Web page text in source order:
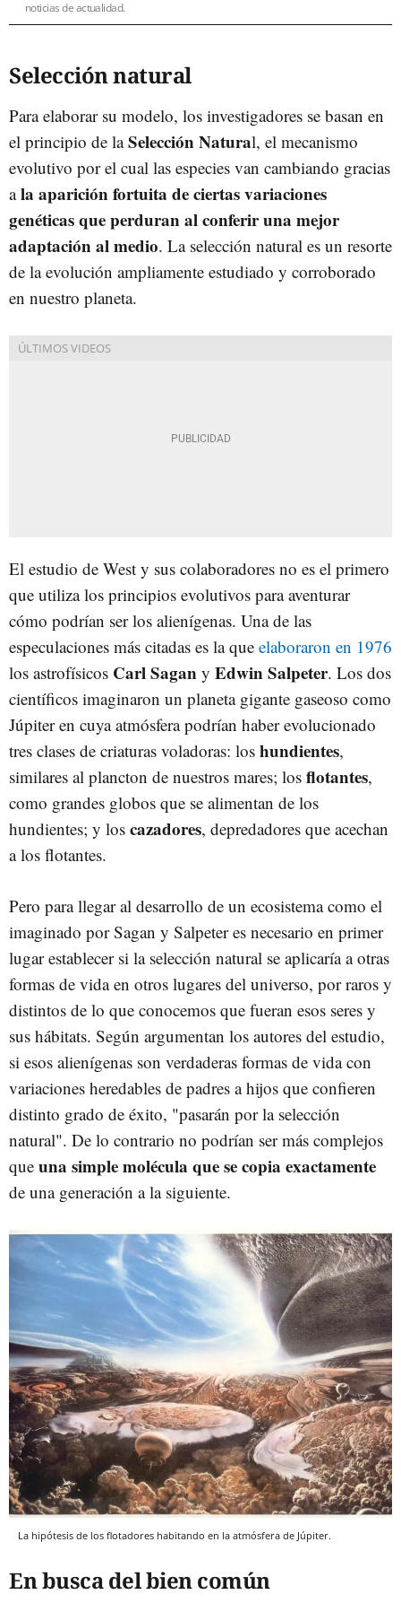
noticias de actualidad.
Selección natural
Para elaborar su modelo, los investigadores se basan en
el principio de laSelección Natural, el mecanismo
evolutivo por el cual las especies van cambiando gracias
ala aparición fortuita de ciertas variaciones
genéticas que perduran al conferir una mejor
adaptación al medio. La selección natural es un resorte
de la evolución ampliamente estudiado y corroborado
en nuestro planeta.
El estudio de West y sus colaboradores no es el primero
que utiliza los principios evolutivos para aventurar
cómo podrían ser los alienígenas. Una de las
especulaciones más citadas es la que elaboraron en 1976
los astrofísicos Carl Sagan y Edwin Salpeter. Los dos
científicos imaginaron un planeta gigante gaseoso como
Júpiter en cuya atmósfera podrían haber evolucionado
tres clases de criaturas voladoras: los hundientes,
similares al plancton de nuestros mares; los flotantes,
como grandes globos que se alimentan de los
hundientes; y los cazadores, depredadores que acechan
a los flotantes.
Pero para llegar al desarrollo de un ecosistema como el
imaginado por Sagan y Salpeter es necesario en primer
lugar establecer si la selección natural se aplicaría a otras
formas de vida en otros lugares del universo, por raros y
distintos de lo que conocemos que fueran esos seres y
sus hábitats. Según argumentan los autores del estudio,
si esos alienígenas son verdaderas formas de vida con
variaciones heredables de padres a hijos que confieren
distinto grado de éxito, "pasarán por la selección
natural". De lo contrario no podrían ser más complejos
que una simple molécula que se copia exactamente
de una generación a la siguiente.
La hipótesis de los flotadores habitando en la atmósfera de Júpiter.
En busca del bien común